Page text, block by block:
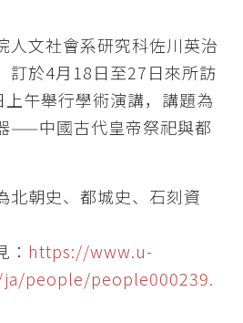
人文社會系研究科佐川英治
訂於4月18日至27日來所訪
午舉行學術演講，講題為
——中國古代皇帝祭祀與都
北朝史、都城史、石刻資
https://www.u-
people/people000239.